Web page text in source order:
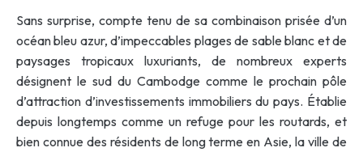
Sans surprise, compte tenu de sa combinaison prisée d’un
océan bleu azur, d’impeccables plages de sable blanc et de
paysages tropicaux luxuriants, de nombreux experts
désignent le sud du Cambodge comme le prochain pôle
d’attraction d’investissements immobiliers du pays. Établie
depuis longtemps comme un refuge pour les routards, et
bien connue des résidents de long terme en Asie, la ville de